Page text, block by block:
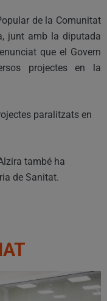
de la Comunitat
junt amb la diputada
que el Govern
projectes en la
paralitzats en
també ha
de Sanitat.